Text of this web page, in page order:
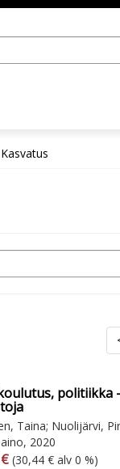
Kasvatus
Taina; Nuolijärvi,
2020
hinta
Arvonlisäveroton hinta
(30,44 € alv 0 %)